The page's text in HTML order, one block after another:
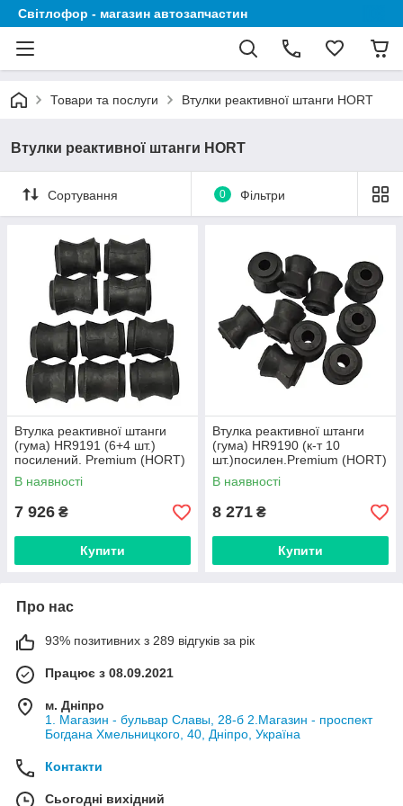
Світлофор - магазин автозапчастин
Товари та послуги Втулки реактивної штанги HORT
Втулки реактивної штанги HORT
Сортування 0 Фільтри
Втулка реактивної штанги
(гума) HR9191 (6+4 шт.)
посилений. Premium (HORT)
В наявності
7 926 ₴
Купити
Втулка реактивної штанги
(гума) HR9190 (к-т 10
шт.)посилен.Premium (HORT)
В наявності
8 271 ₴
Купити
Про нас
93% позитивних з 289 відгуків за рік
Працює з 08.09.2021
м. Дніпро
1. Магазин - бульвар Славы, 28-б 2.Магазин - проспект
Богдана Хмельницкого, 40, Дніпро, Україна
Контакти
Сьогодні вихідний